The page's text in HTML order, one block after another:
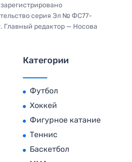
серия Эл № ФС77-
Главный редактор — Носова
Категории
Футбол
Хоккей
Фигурное катание
Теннис
Баскетбол